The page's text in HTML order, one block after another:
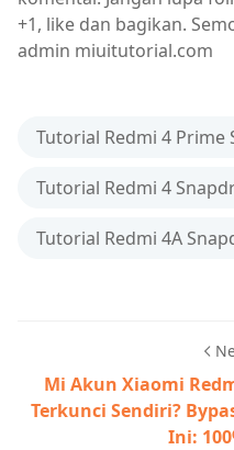
+1, like dan bagikan.
admin miuitutorial.com
Tutorial Redmi 4 Prime
Tutorial Redmi 4
Tutorial Redmi 4A
Mi Akun Xiaomi
Terkunci Sendiri?
Ini: